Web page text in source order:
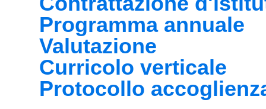
Programma annuale
Valutazione
Curricolo verticale
Protocollo